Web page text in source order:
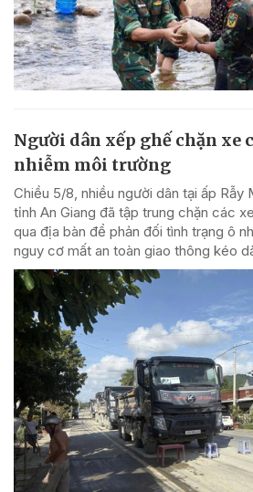
Người dân xếp ghế chặn xe
nhiễm môi trường
Chiều 5/8, nhiều người dân tại ấp Rẫy
tỉnh An Giang đã tập trung chặn các
qua địa bàn để phản đối tình trạng ô
nguy cơ mất an toàn giao thông kéo